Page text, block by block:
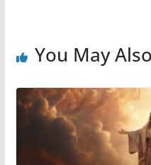
You May